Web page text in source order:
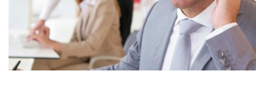
– Diplôme Comptabilité et Gestion
CAMPUS
de l’école Idelca